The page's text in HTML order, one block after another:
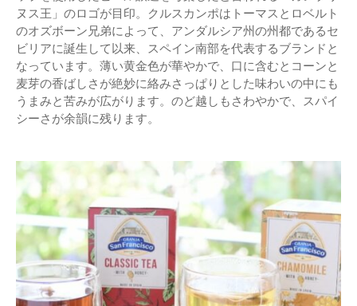
ヌス王」のロゴが目印。クルスカンポはトーマスとロベルト
のオズボーン兄弟によって、アンダルシア州の州都であるセ
ビリアに誕生して以来、スペイン南部を代表するブランドと
なっています。薄い黄金色が華やかで、口に含むとコーンと
麦芽の香ばしさが絶妙に絡みさっぱりとした味わいの中にも
うまみと苦みが広がります。のど越しもさわやかで、スパイ
シーさが余韻に残ります。